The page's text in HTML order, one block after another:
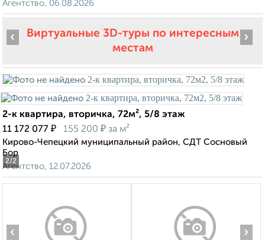
Агентство, 06.08.2026
Виртуальные 3D-туры по интересным
местам
2/2
‹ ›
2-к квартира, вторичка, 72м², 5/8 этаж
11 172 077 ₽ 155 200 ₽ за м²
Кирово-Чепецкий муниципальный район, СДТ Сосновый
Бор
Агентство, 12.07.2026
‹ ›